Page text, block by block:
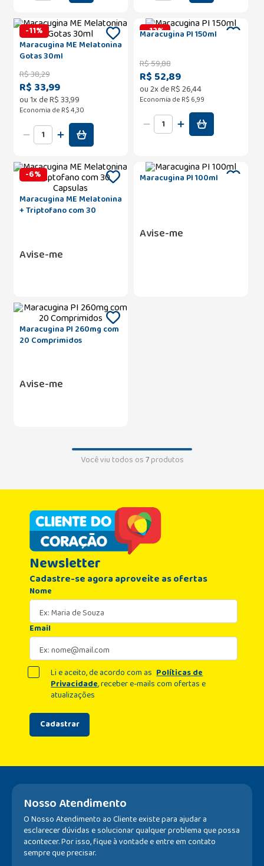
-11%
Maracugina ME Melatonina
Gotas 30ml
R$38,29
R$ 33,99
ou1x deR$33,99
Economia de R$ 4,30
-12%
Maracugina PI 150ml
R$59,88
R$ 52,89
ou2x deR$26,44
Economia de R$ 6,99
-6%
Maracugina ME Melatonina
+ Triptofano com 30
Avise-me
Maracugina PI 100ml
Avise-me
Maracugina PI 260mg com
20 Comprimidos
Avise-me
Você viu todos os7produtos
Newsletter
Cadastre-se agora aproveite as ofertas
Nome
Email
Cadastrar
Li e aceito, de acordo com as Políticas de
Privacidade, receber e-mails com ofertas e
atualizações
Nosso Atendimento
O Nosso Atendimento ao Cliente existe para ajudar a
esclarecer dúvidas e solucionar qualquer problema que possa
acontecer. Por isso, fique à vontade e entre em contato
sempre que precisar.